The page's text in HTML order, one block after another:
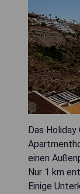
Das Holiday
einen
Nur 1 km
Einige